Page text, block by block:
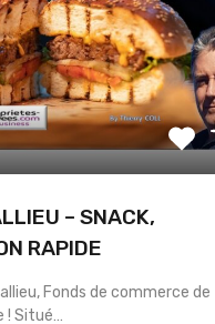
– SNACK,
RAPIDE
Fonds de commerce de
! Situé…